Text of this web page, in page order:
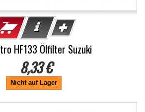
HF133 Ölfilter Suzuki
8,33 €
Nicht auf Lager